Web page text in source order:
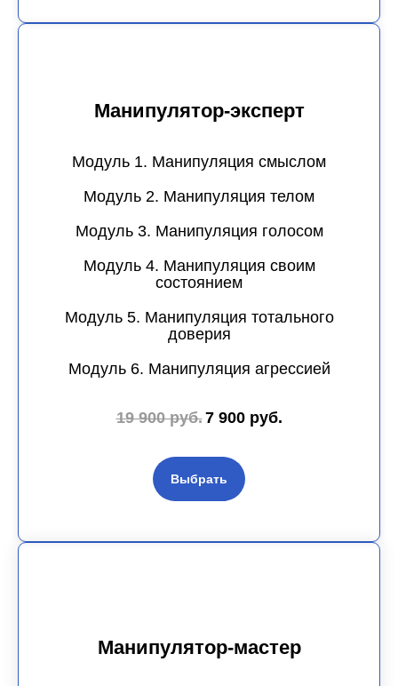
Манипулятор-эксперт
Модуль 1. Манипуляция смыслом
Модуль 2. Манипуляция телом
Модуль 3. Манипуляция голосом
Модуль 4. Манипуляция своим
состоянием
Модуль 5. Манипуляция тотального
доверия
Модуль 6. Манипуляция агрессией
19 900 руб.7 900 руб.
Выбрать
Манипулятор-мастер